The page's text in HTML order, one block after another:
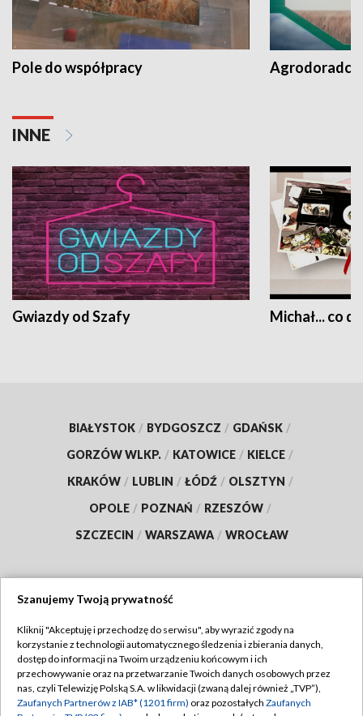
Pole do współpracy Agrodoradcy
INNE
Gwiazdy od Szafy Michał... co
BIAŁYSTOK / BYDGOSZCZ / GDAŃSK /
GORZÓW WLKP. / KATOWICE / KIELCE /
KRAKÓW / LUBLIN / ŁÓDŹ / OLSZTYN /
OPOLE / POZNAŃ / RZESZÓW /
SZCZECIN / WARSZAWA / WROCŁAW
TVP
Abonament TVP
Emisja w TVP
Regulamin TVP
Polityka prywatności
Szanujemy Twoją prywatność
Kliknij "Akceptuję i przechodzę do serwisu", aby wyrazić zgody na
korzystanie z technologii automatycznego śledzenia i zbierania danych,
dostęp do informacji na Twoim urządzeniu końcowym i ich
przechowywanie oraz na przetwarzanie Twoich danych osobowych przez
nas, czyli Telewizję Polską S.A. w likwidacji (zwaną dalej również „TVP”),
Zaufanych Partnerów z IAB* (1201 firm) oraz pozostałych Zaufanych